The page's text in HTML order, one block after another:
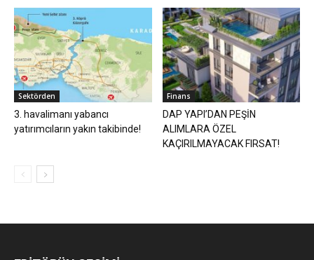
Sektörden
3. havalimanı yabancı
yatırımcıların yakın takibinde!
Finans
DAP YAPI’DAN PEŞİN
ALIMLARA ÖZEL
KAÇIRILMAYACAK FIRSAT!